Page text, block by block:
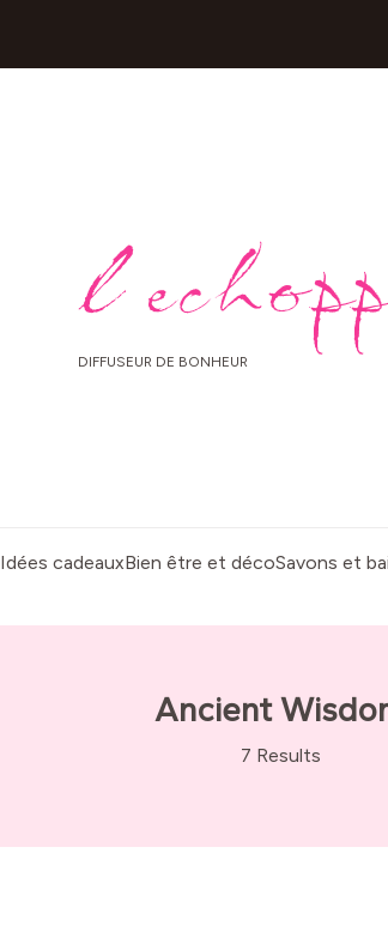
l
DIFFUSEUR DE BONHEUR
Idées cadeauxBien être et décoSavons et
Ancient
7 Results